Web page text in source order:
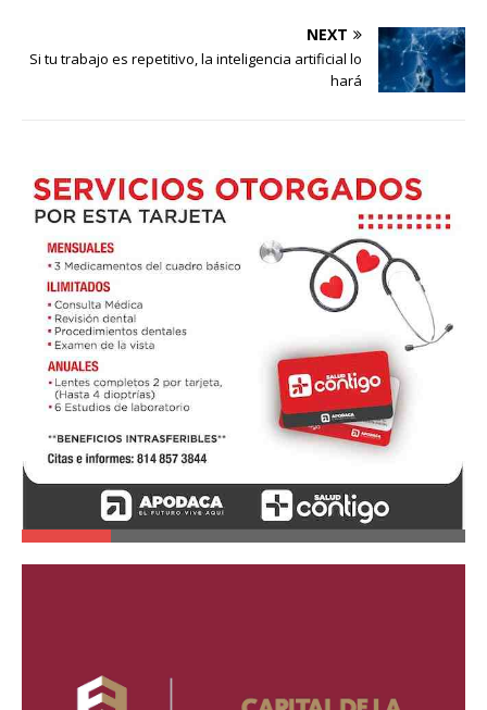
NEXT
Si tu trabajo es repetitivo, la inteligencia artificial lo
hará